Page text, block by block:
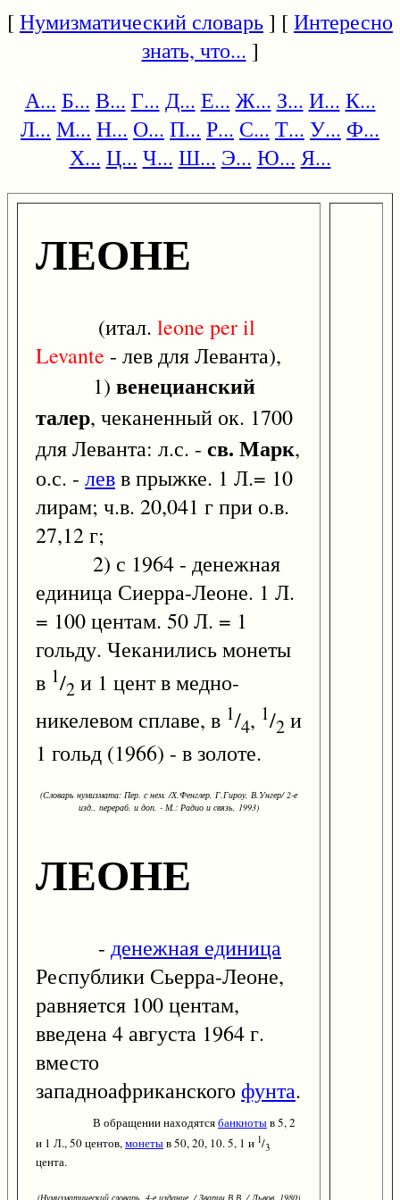
[Нумизматический словарь] [Интересно
знать, что... ]
А... Б... В... Г... Д... Е... Ж... З... И... К...
Л... М... Н... О... П... Р... С... Т... У... Ф...
Х... Ц... Ч... Ш... Э... Ю... Я...
ЛЕОНЕ
(итал. leone peril
Levante - лев для Леванта),
1) венецианский
талер, чеканенный ок. 1700
для Леванта: л.с. - св. Марк,
о.с. - левв прыжке. 1 Л.= 10
лирам; ч.в. 20,041 г при о.в.
27,12 г;
2) с 1964 - денежная
единица Сиерра-Леоне. 1 Л.
= 100 центам. 50 Л. = 1
гольду. Чеканились монеты
в 1/2 и 1 цент в медно-
никелевом сплаве, в 1/4, 1/2 и
1 гольд (1966) - в золоте.
(Словарь нумизмата: Пер. с нем. /Х.Фенглер, Г.Гироу, В.Унгер/ 2-е
изд., перераб. и доп. - М.: Радио и связь, 1993)
ЛЕОНЕ
- денежная единица
Республики Сьерра-Леоне,
равняется 100 центам,
введена 4 августа 1964 г.
вместо
западноафриканского фунта.
В обращении находятсябанкнотыв 5, 2
и 1 Л., 50 центов,монетыв 50, 20, 10. 5, 1 и 1/3
цента.
(Нумизматический словарь. 4-е издание. / Зварич В.В. / Львов, 1980)